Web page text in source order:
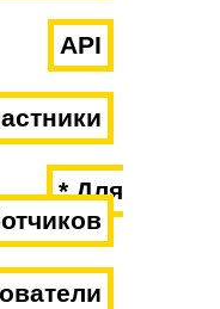
API
* Для